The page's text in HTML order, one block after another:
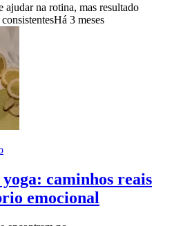
ajudar na rotina, mas resultado
Há 3 meses
caminhos reais
emocional